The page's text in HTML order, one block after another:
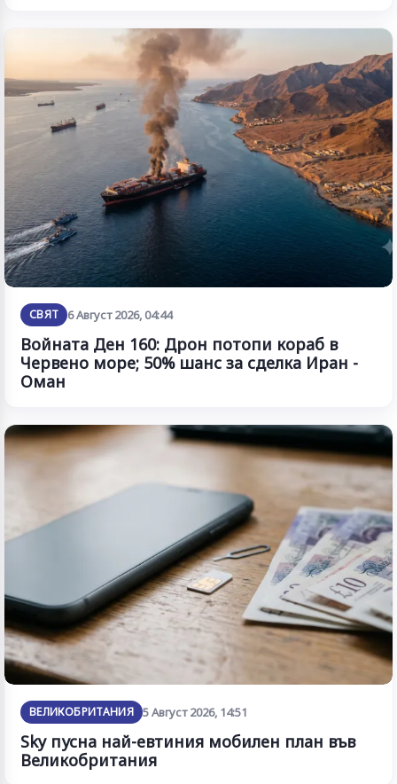
СВЯТ 6 Август 2026, 04:44
Войната Ден 160: Дрон потопи кораб в
Червено море; 50% шанс за сделка Иран -
Оман
ВЕЛИКОБРИТАНИЯ 5 Август 2026, 14:51
Sky пусна най-евтиния мобилен план във
Великобритания